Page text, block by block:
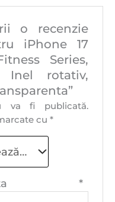
o recenzie
iPhone 17
Series,
Inel rotativ,
va fi publicată.
cu*
ta *